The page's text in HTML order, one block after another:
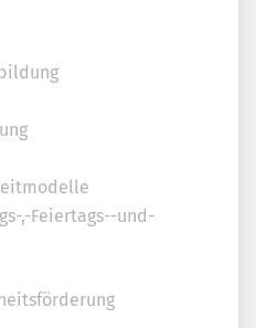
,-Feiertags--und-